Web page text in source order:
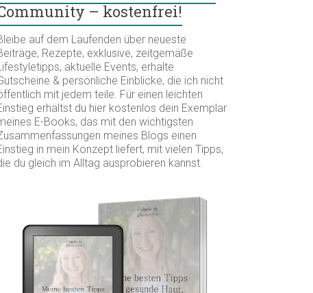
– kostenfrei!
auf dem Laufenden über neueste
Rezepte, exklusive, zeitgemäße
aktuelle Events, erhalte
& persönliche Einblicke, die ich nicht
mit jedem teile. Für einen leichten
erhältst du hier kostenlos dein Exemplar
E-Books, das mit den wichtigsten
meines Blogs einen
in mein Konzept liefert, mit vielen Tipps,
du gleich im Alltag ausprobieren kannst.